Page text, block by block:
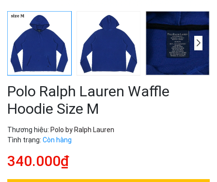
Polo Ralph Lauren Waffle
Hoodie Size M
Thương hiệu: Polo by Ralph Lauren
Tình trạng: Còn hàng
340.000₫